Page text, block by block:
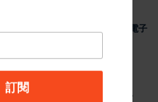
盤開高走低 加權指數回落百點 電子
Aug 07, 2026
皮卡Fathom亮相 不到3萬美元、